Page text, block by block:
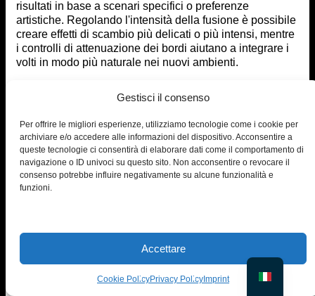
Gestisci il consenso
Per offrire le migliori esperienze, utilizziamo tecnologie come i cookie per
archiviare e/o accedere alle informazioni del dispositivo. Acconsentire a
queste tecnologie ci consentirà di elaborare dati come il comportamento di
navigazione o ID univoci su questo sito. Non acconsentire o revocare il
consenso potrebbe influire negativamente su alcune funzionalità e
funzioni.
Accettare
Cookie PolicyPrivacy Policy Imprint
risultati in base a scenari specifici o preferenze
artistiche. Regolando l'intensità della fusione è possibile
creare effetti di scambio più delicati o più intensi, mentre
i controlli di attenuazione dei bordi aiutano a integrare i
volti in modo più naturale nei nuovi ambienti.
particolarmente utili quando si lavora con immagini
diverse impostazioni della fotocamera, assicurando che i
toni della pelle si fondano perfettamente per risultati
fotorealistici.
PiktID offre anche una notevole
IX. Scambio di volti reso semplice
grazie all'intelligenza artificiale
L'evoluzione dalle tecniche manuali di Photoshop a